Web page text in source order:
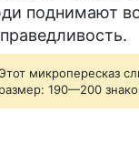
поднимают
Этот микропересказ
размер: 190—200